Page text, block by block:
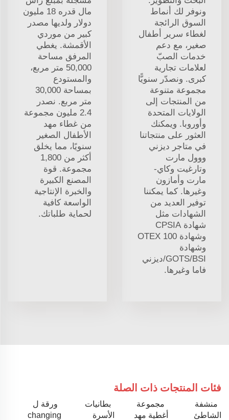
ونوفر لك أنماط
السوق الرائجة
لغطاء سرير أطفال
صغير، مع دعم
خدمات الصبّ
لعلامات تجارية
كبرى. ونصدّر سنويًّا
مجموعة متنوعة
من المنتجات إلى
الولايات المتحدة
وأوروبا. ويمكنك
العثور على منتجاتنا
في متاجر ديزني
ووول مارت
وتارغيت وكاي-
مارت وأمازون
وغيرها. كما يمكننا
توفير العديد من
الشهادات مثل
شهادة CPSIA
وشهادة OTEX 100
وشهادة
GOTS/BSI/ديزني
فاما وغيرها.
مال قدره 18 مليون
دولار ولديها مصدر
كبير من موردي
الأقمشة. يغطي
المرفق مساحة
50,000 متر مربع،
والمستودع
بمساحة 30,000
متر مربع. نصدر
2.4 مليون مجموعة
من غطاء مهد
الأطفال الصغير
سنويًا، مما يخلق
أكثر من 1,800
مجموعة. قوة
المصنع الكبيرة
والخبرة الإنتاجية
الواسعة كافية
لحماية طلباتك.
فئات المنتجات ذات الصلة
منشفة
الشاطئ
مجموعة
أغطية مهد
بطانيات
الأسرة
ورقة ل
changing